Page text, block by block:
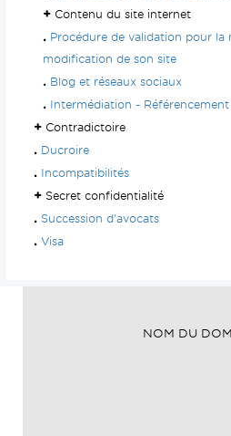
Contenu du site internet
Procédure de validation pour la
modification de son site
Blog et réseaux sociaux
Intermédiation - Référencement
Contradictoire
Ducroire
Incompatibilités
Secret confidentialité
Succession d'avocats
Visa
NOM DU